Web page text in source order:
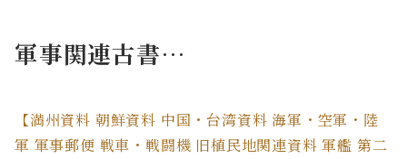
軍事関連古書…
【満州資料 朝鮮資料 中国・台湾資料 海軍・空軍・陸
軍 軍事郵便 戦車・戦闘機 旧植民地関連資料 軍艦 第二